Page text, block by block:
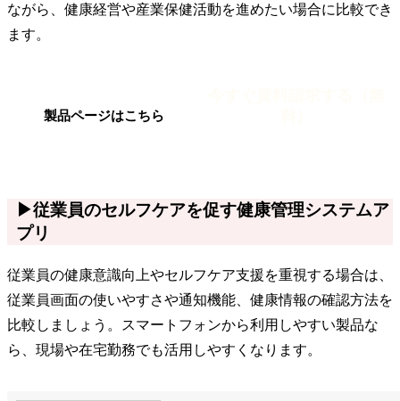
ながら、健康経営や産業保健活動を進めたい場合に比較でき
ます。
製品ページはこちら
▶従業員のセルフケアを促す健康管理システムア
プリ
従業員の健康意識向上やセルフケア支援を重視する場合は、
従業員画面の使いやすさや通知機能、健康情報の確認方法を
比較しましょう。スマートフォンから利用しやすい製品な
ら、現場や在宅勤務でも活用しやすくなります。